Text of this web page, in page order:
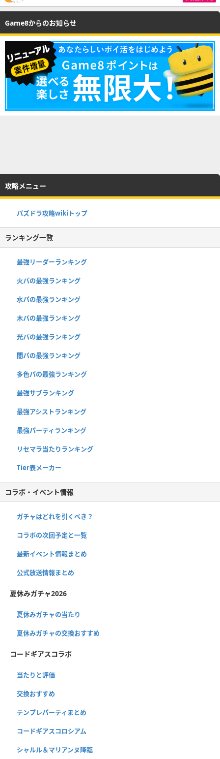
Game8からのお知らせ
攻略メニュー
パズドラ攻略wikiトップ
ランキング一覧
最強リーダーランキング
火パの最強ランキング
水パの最強ランキング
木パの最強ランキング
光パの最強ランキング
闇パの最強ランキング
多色パの最強ランキング
最強サブランキング
最強アシストランキング
最強パーティランキング
リセマラ当たりランキング
Tier表メーカー
コラボ・イベント情報
ガチャはどれを引くべき？
コラボの次回予定と一覧
最新イベント情報まとめ
公式放送情報まとめ
夏休みガチャ2026
夏休みガチャの当たり
夏休みガチャの交換おすすめ
コードギアスコラボ
当たりと評価
交換おすすめ
テンプレパーティまとめ
コードギアスコロシアム
シャルル＆マリアンヌ降臨